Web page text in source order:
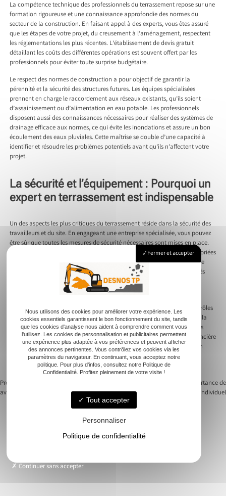
La compétence technique des professionnels du terrassement repose sur une
formation rigoureuse et une connaissance approfondie des normes du
secteur de la construction. En faisant appel à des experts, vous êtes assuré
que les étapes de votre projet, du creusement à l’aménagement, respectent
les réglementations les plus récentes. L’établissement de devis gratuit
détaillant les coûts des différentes opérations est souvent offert par les
professionnels pour éviter toute surprise budgétaire.
Le respect des normes de construction a pour objectif de garantir la
pérennité et la sécurité des structures futures. Les équipes spécialisées
prennent en charge le raccordement aux réseaux existants, qu’ils soient
d’assainissement ou d’alimentation en eau potable. Les professionnels
disposent aussi des connaissances nécessaires pour réaliser des systèmes de
drainage efficace aux normes, ce qui évite les inondations et assure un bon
écoulement des eaux pluviales. Cette maîtrise se double d’une capacité à
identifier et résoudre les problèmes potentiels avant qu’ils n’affectent votre
projet.
La sécurité et l’équipement : Pourquoi un
expert en terrassement est indispensable
Un des aspects les plus critiques du terrassement réside dans la sécurité des
travailleurs et du site. En engageant une entreprise spécialisée, vous pouvez
être sûr que toutes les mesures de sécurité nécessaires sont mises en place.
Le personnel dispose de la formation requise et des certifications appropriées
telles que les Caces pour la conduite d’engins de chantier. L’utilisation de
matériel de terrassement moderne permet aussi de réduire les risques liés
aux pannes ou aux accidents.
terrain et des exigences du projet. Grâce à un suivi régulier et à des contrôles
de sécurité stricts, toutes les opérations s’effectuent sans compromettre la
sécurité des employés ou celle du public. Les entreprises professionnelles
offrent en sus des garanties décennales, qui apportent une sécurité financière
supplémentaire en cas d’incidents imprévus. Disposer de l’expertise d’un
terrassier qualifié s’avère donc indispensable pour mener à bien toute
opération nécessitant des travaux de terrassement de grande ampleur.
Previous:
avec un aménagement de terrassement
Comprendre l’importance de
l’assainissement individuel
Terrassement
Fermer et accepter
Nous utilisons des cookies pour améliorer votre expérience. Les
cookies essentiels garantissent le bon fonctionnement du site, tandis
que les cookies d'analyse nous aident à comprendre comment vous
l'utilisez. Les cookies de personnalisation et publicitaires permettent
une expérience plus adaptée à vos préférences et peuvent afficher
des annonces pertinentes. Vous contrôlez vos cookies via les
paramètres du navigateur. En continuant, vous acceptez notre
politique. Pour plus d'infos, consultez notre Politique de
Confidentialité. Profitez pleinement de votre visite !
Tout accepter
Personnaliser
Politique de confidentialité
Continuer sans accepter